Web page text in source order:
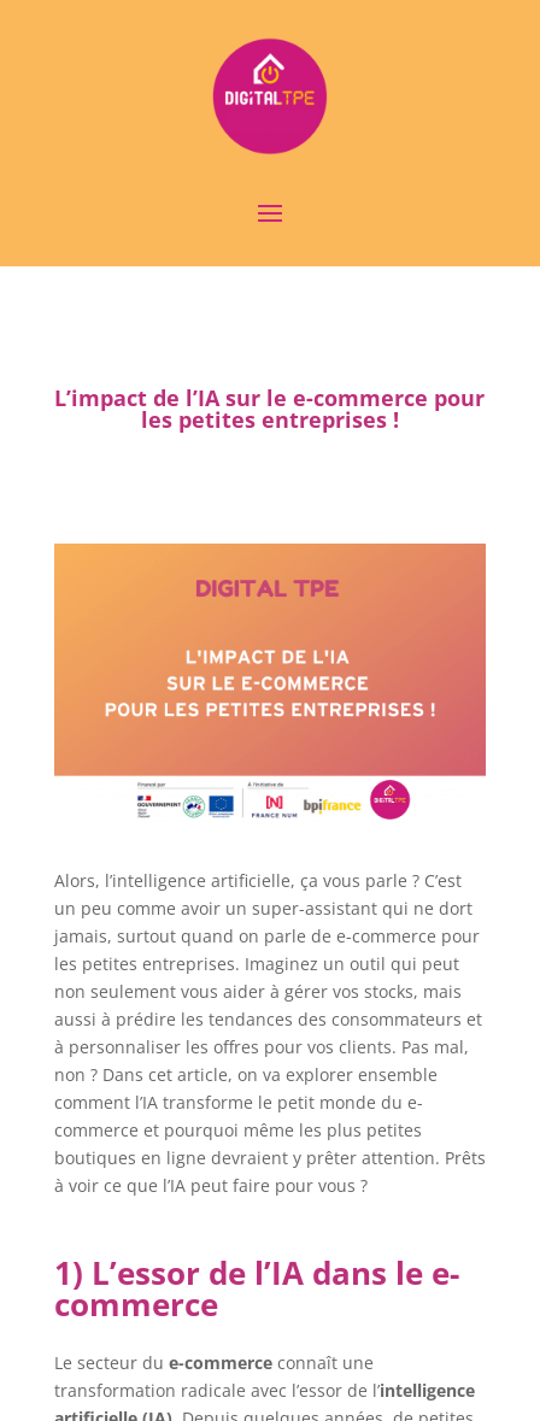
L’impact de l’IA sur le e-commerce pour
les petites entreprises !
Alors, l’intelligence artificielle, ça vous parle ? C’est
un peu comme avoir un super-assistant qui ne dort
jamais, surtout quand on parle de e-commerce pour
les petites entreprises. Imaginez un outil qui peut
non seulement vous aider à gérer vos stocks, mais
aussi à prédire les tendances des consommateurs et
à personnaliser les offres pour vos clients. Pas mal,
non ? Dans cet article, on va explorer ensemble
comment l’IA transforme le petit monde du e-
commerce et pourquoi même les plus petites
boutiques en ligne devraient y prêter attention. Prêts
à voir ce que l’IA peut faire pour vous ?
1) L’essor de l’IA dans le e-
commerce
Le secteur du e-commerceconnaît une
transformation radicale avec l’essor de l’intelligence